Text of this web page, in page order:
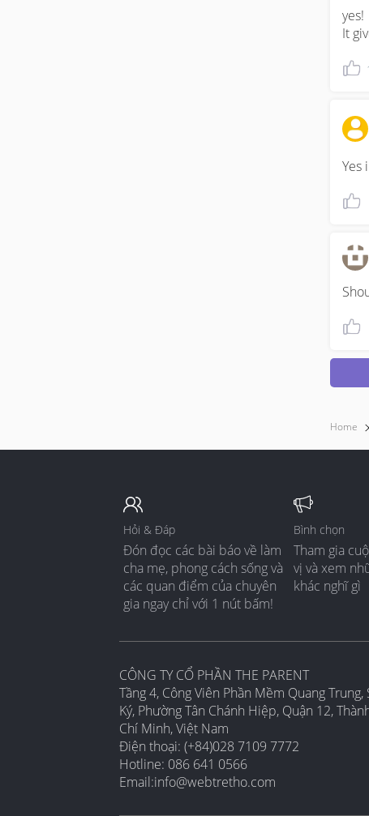
yes!
It
Yes
Home
Hỏi & Đáp
Đón đọc các bài báo về làm
cha mẹ, phong cách sống và
các quan điểm của chuyên
gia ngay chỉ với 1 nút bấm!
Bình chọn
Tham gia
vị và xem
khác nghĩ gì
CÔNG TY CỔ PHẦN THE PARENT
Tầng 4, Công Viên Phần Mềm Quang Trung,
Ký, Phường Tân Chánh Hiệp, Quận 12,
Chí Minh, Việt Nam
Điện thoại: (+84)028 7109 7772
Hotline: 086 641 0566
Email:info@webtretho.com